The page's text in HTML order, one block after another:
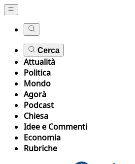
Cerca
Attualità
Politica
Mondo
Agorà
Podcast
Chiesa
Idee e Commenti
Economia
Rubriche